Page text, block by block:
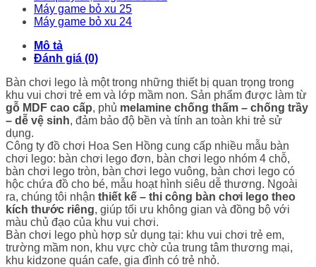
Máy game bỏ xu 25
Máy game bỏ xu 24
Mô tả
Đánh giá (0)
Bàn chơi lego là một trong những thiết bị quan trọng trong
khu vui chơi trẻ em và lớp mầm non. Sản phẩm được làm từ
gỗ MDF cao cấp, phủ melamine chống thấm – chống trầy
– dễ vệ sinh, đảm bảo độ bền và tính an toàn khi trẻ sử
dụng.
Công ty đồ chơi Hoa Sen Hồng cung cấp nhiều mẫu bàn
chơi lego: bàn chơi lego đơn, bàn chơi lego nhóm 4 chỗ,
bàn chơi lego tròn, bàn chơi lego vuông, bàn chơi lego có
hộc chứa đồ cho bé, mẫu hoạt hình siêu dễ thương. Ngoài
ra, chúng tôi nhận thiết kế – thi công bàn chơi lego theo
kích thước riêng, giúp tối ưu không gian và đồng bộ với
màu chủ đạo của khu vui chơi.
Bàn chơi lego phù hợp sử dụng tại: khu vui chơi trẻ em,
trường mầm non, khu vực chờ của trung tâm thương mại,
khu kidzone quán cafe, gia đình có trẻ nhỏ.